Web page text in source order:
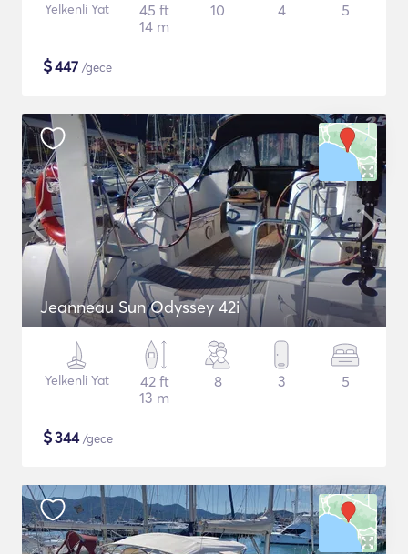
Yelkenli Yat
45 ft
14 m
10 4 5
$447 /gece
Jeanneau Sun Odyssey 42i
Yelkenli Yat
42 ft
13 m
8 3 5
$344/gece